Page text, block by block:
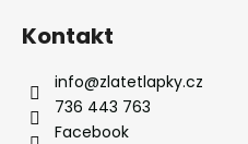
Kontakt
info@zlatetlapky.cz
736 443 763
Facebook